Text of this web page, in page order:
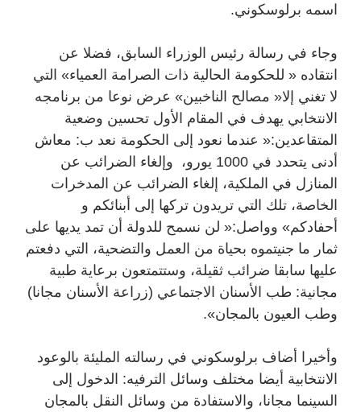
اسمه برلوسكوني.
وجاء في رسالة رئيس الوزراء السابق، فضلا عن
انتقاده « للحكومة الحالية ذات الصرامة العمياء» التي
لا تغني إلا« مصالح الناخبين» عرض نوعا من برنامجه
الانتخابي يهدف في المقام الأول تحسين وضعية
المتقاعدين:« عندما نعود إلى الحكومة نعد ب: معاش
أدنى يتحدد في 1000 يورو، وإلغاء الضرائب عن
المنازل في الملكية، إلغاء الضرائب عن المدخرات
الخاصة، تلك التي تريدون تركها إلى أبنائكم و
أحفادكم» وواصل:« لن نسمح للدولة أن تمد يديها على
ثمار ما جنيتموه بحياة من العمل والتضحية، التي دفعتم
عليها سابقا ضرائب ثقيلة، وستتمتعون برعاية طبية
مجانية: طب الأسنان الاجتماعي (زراعة الأسنان مجانا)
وطب العيون بالمجان».
وأخيرا أضاف برلوسكوني في رسالته المليئة بالوعود
الانتخابية أيضا مختلف وسائل الترفيه: الدخول إلى
السينما مجانا، والاستفادة من وسائل النقل بالمجان